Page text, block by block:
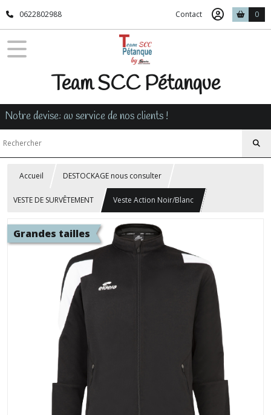
0622802988 Contact 0
Team SCC Pétanque
Notre devise: au service de nos clients !
Accueil DESTOCKAGE nous consulter
VESTE DE SURVÊTEMENT Veste Action Noir/Blanc
Grandes tailles